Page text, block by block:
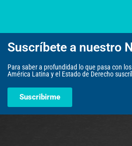
Suscríbete a nuestro
Para saber a profundidad lo que pasa con
América Latina y el Estado de Derecho
Suscribirme